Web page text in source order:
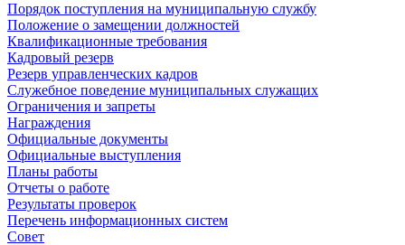
Порядок поступления на муниципальную службу
Положение о замещении должностей
Квалификационные требования
Кадровый резерв
Резерв управленческих кадров
Служебное поведение муниципальных служащих
Ограничения и запреты
Награждения
Официальные документы
Официальные выступления
Планы работы
Отчеты о работе
Результаты проверок
Перечень информационных систем
Совет